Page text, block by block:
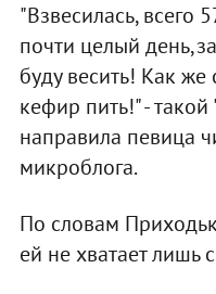
"Взвесилась, всего
почти целый
буду весить! Как
кефир пить!" -
направила певица
микроблога.
По словам
ей не хватает лишь